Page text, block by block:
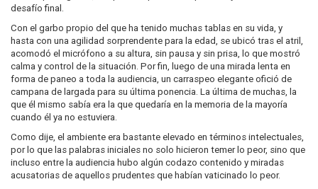
desafío final.
Con el garbo propio del que ha tenido muchas tablas en su vida, y
hasta con una agilidad sorprendente para la edad, se ubicó tras el atril,
acomodó el micrófono a su altura, sin pausa y sin prisa, lo que mostró
calma y control de la situación. Por fin, luego de una mirada lenta en
forma de paneo a toda la audiencia, un carraspeo elegante ofició de
campana de largada para su última ponencia. La última de muchas, la
que él mismo sabía era la que quedaría en la memoria de la mayoría
cuando él ya no estuviera.
Como dije, el ambiente era bastante elevado en términos intelectuales,
por lo que las palabras iniciales no solo hicieron temer lo peor, sino que
incluso entre la audiencia hubo algún codazo contenido y miradas
acusatorias de aquellos prudentes que habían vaticinado lo peor.